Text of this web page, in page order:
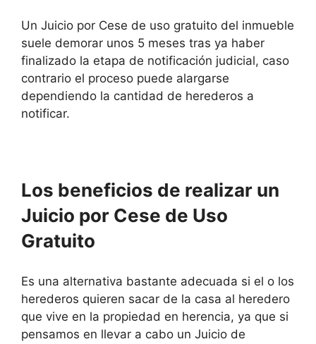
Un Juicio por Cese de uso gratuito del inmueble
suele demorar unos 5 meses tras ya haber
finalizado la etapa de notificación judicial, caso
contrario el proceso puede alargarse
dependiendo la cantidad de herederos a
notificar.
Los beneficios de realizar un
Juicio por Cese de Uso
Gratuito
Es una alternativa bastante adecuada si el o los
herederos quieren sacar de la casa al heredero
que vive en la propiedad en herencia, ya que si
pensamos en llevar a cabo un Juicio de